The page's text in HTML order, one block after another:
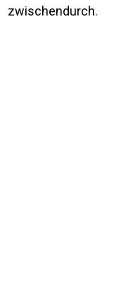
zwischendurch.